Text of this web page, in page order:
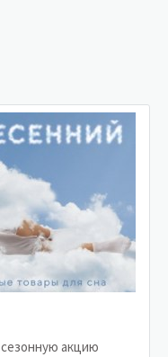
сезонную акцию